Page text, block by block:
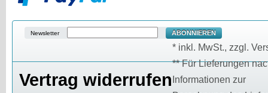
Newsletter ABONNIEREN
* inkl. MwSt., zzgl.
** Für Lieferungen
Informationen zur
Vertrag widerrufen